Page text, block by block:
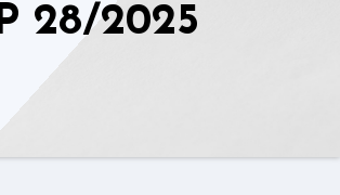
28/2025